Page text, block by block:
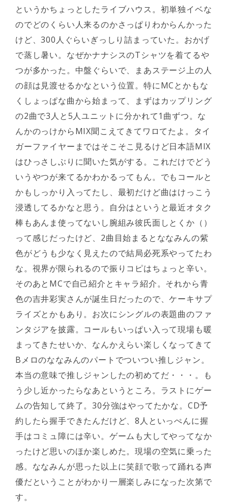
というかちょっとしたライブハウス。初単独イベな
のでどのくらい人来るのかさっぱりわからんかった
けど、300人ぐらいぎっしり詰まっていた。おかげ
で蒸し暑い。なぜかナナシスのTシャツを着てるや
つが多かった。中盤ぐらいで、まあステージ上の人
の顔は見渡せるかなという位置。特にMCとかもな
くしょっぱな曲から始まって、まずはカップリング
の2曲で3人と5人ユニットに分かれて1曲ずつ。な
んかのっけからMIX聞こえてきてワロてたよ。タイ
ガーファイヤーまではそこそこ見るけど日本語MIX
はひっさしぶりに聞いた気がする。これだけでどう
いうやつが来てるかわかるってもん。でもコールと
かもしっかり入ってたし、最初だけど曲はけっこう
浸透してるかなと思う。自分はというと最近オタク
棒もあんま使ってないし腕組み彼氏面しとくか（）
って感じだったけど、2曲目始まるとななみんの紫
色がどうも少なく見えたので結局必死系やってたわ
な。視界が限られるので振りコピはちょっと辛い。
そのあとMCで自己紹介とキャラ紹介。それから青
色の吉井彩実さんが誕生日だったので、ケーキサプ
ライズとかもあり。お次にシングルの表題曲のファ
ンタジアを披露。コールもいっぱい入って現場も暖
まってきたせいか、なんかえらい楽しくなってきて
Bメロのななみんのパートでついつい推しジャン。
本当の意味で推しジャンしたの初めてだ・・・。も
う少し近かったらなあというところ。ラストにゲー
ムの告知して終了。30分強はやってたかな。CD予
約したら握手できたんだけど、8人といっぺんに握
手はコミュ障には辛い。ゲームも大してやってなか
ったけど思いのほか楽しめた。現場の空気に乗った
感。ななみんが思った以上に笑顔で歌って踊れる声
優だということがわかり一層楽しみになった次第で
す。